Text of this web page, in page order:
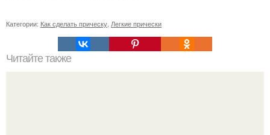
Категории: Как сделать прическу Легкие прически
Читайте также